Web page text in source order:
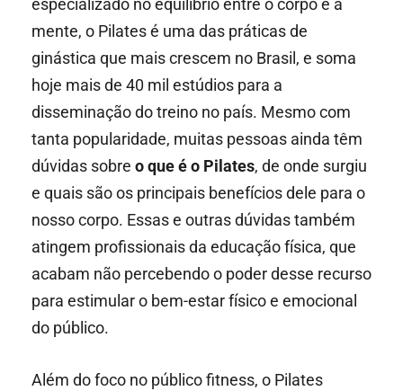
especializado no equilíbrio entre o corpo e a
mente, o Pilates é uma das práticas de
ginástica que mais crescem no Brasil, e soma
hoje mais de 40 mil estúdios para a
disseminação do treino no país. Mesmo com
tanta popularidade, muitas pessoas ainda têm
dúvidas sobre o que é o Pilates, de onde surgiu
e quais são os principais benefícios dele para o
nosso corpo. Essas e outras dúvidas também
atingem profissionais da educação física, que
acabam não percebendo o poder desse recurso
para estimular o bem-estar físico e emocional
do público.
Além do foco no público fitness, o Pilates